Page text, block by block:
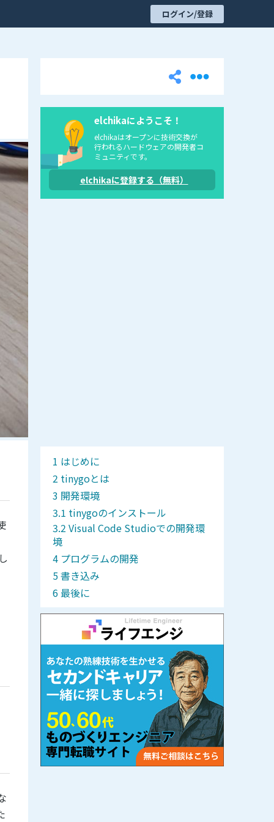
ログイン/登録
elchikaにようこそ！
elchikaはオープンに技術交換が
行われるハードウェアの開発者コ
ミュニティです。
elchikaに登録する（無料）
はじめに
tinygoとは
開発環境
tinygoのインストール
Visual Code Studioでの開発環
境
プログラムの開発
書き込み
最後に